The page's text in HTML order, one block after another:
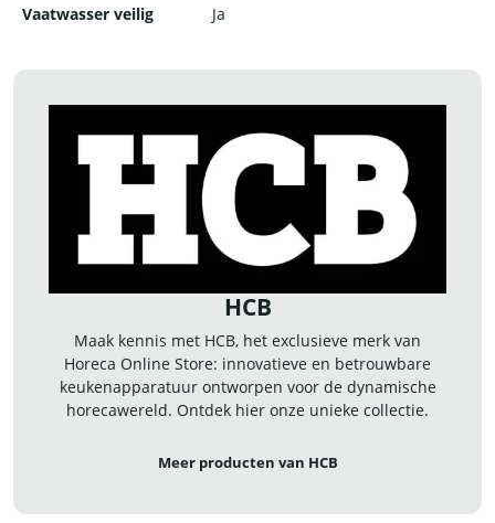
Vaatwasser veilig Ja
HCB
Maak kennis met HCB, het exclusieve merk van
Horeca Online Store: innovatieve en betrouwbare
keukenapparatuur ontworpen voor de dynamische
horecawereld. Ontdek hier onze unieke collectie.
Meer producten van HCB